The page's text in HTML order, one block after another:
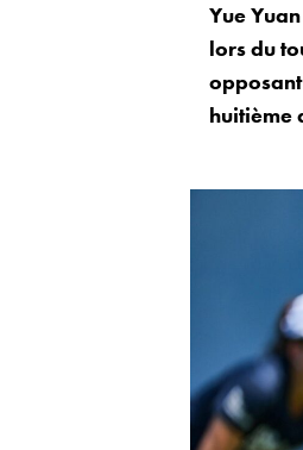
Yue
lors du
huitième